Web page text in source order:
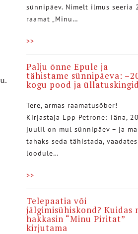
sünnipäev. Nimelt ilmus seeria
raamat „Minu…
>>
Palju õnne Epule ja
tähistame sünnipäeva:
kogu pood ja
Tere, armas raamatusõber!
Kirjastaja Epp Petrone: Täna,
juulil on mul sünnipäev – ja ma
tahaks seda tähistada, vaadates
loodule…
>>
Telepaatia või
jälgimisühiskond? Kuidas
hakkasin “Minu Piritat”
kirjutama